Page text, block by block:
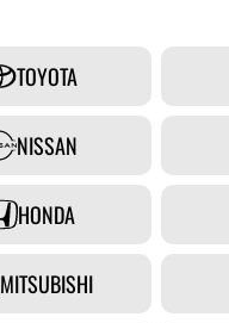
TOYOTA
NISSAN
HONDA
MITSUBISHI